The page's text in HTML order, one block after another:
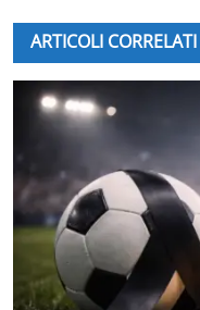
ARTICOLI CORRELATI